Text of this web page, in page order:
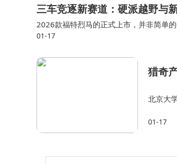
三车竞逐新赛道：硬派越野与
2026款福特烈马的正式上市，并非简单
升级，既延续了烈马家族的经典底蕴，
01-17
猎奇
北京大
求正在
01-17